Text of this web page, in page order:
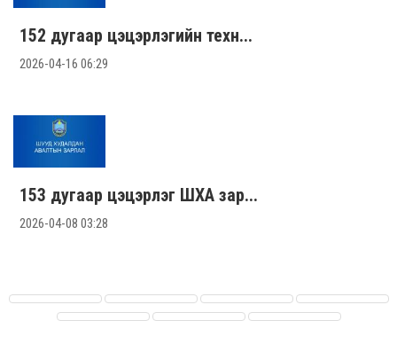
152 дугаар цэцэрлэгийн техн...
2026-04-16 06:29
153 дугаар цэцэрлэг ШХА зар...
2026-04-08 03:28